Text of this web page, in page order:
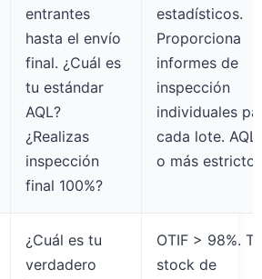
entrantes
hasta el envío
final. ¿Cuál es
tu estándar
AQL?
¿Realizas
inspección
final 100%?
estadísticos.
Proporciona
informes de
inspección
individuales
cada lote. AQL
o más estricto.
¿Cuál es tu
verdadero
OTIF > 98%.
stock de